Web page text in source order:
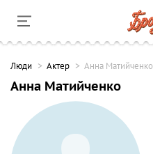
Люди Актер Анна Матийченко
Анна Матийченко